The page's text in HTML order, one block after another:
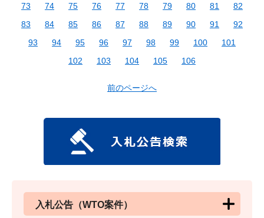
73
74 75 76 77 78 79 80 81
82
83
84 85 86 87 88 89 90 91
92
93
94 95 96 97 98 99 100
101
102
103 104 105 106
前のページへ
入札公告（WTO案件）